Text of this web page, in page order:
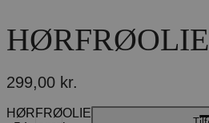
299,00 kr.
HØRFRØOLIE